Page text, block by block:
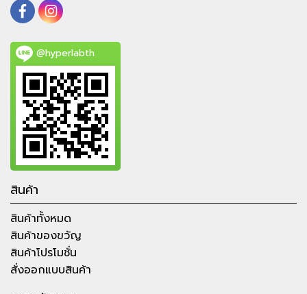
@hyperlabth
สินค้า
สินค้าทั้งหมด
สินค้าของขวัญ
สินค้าโปรโมชั่น
สั่งออกแบบสินค้า